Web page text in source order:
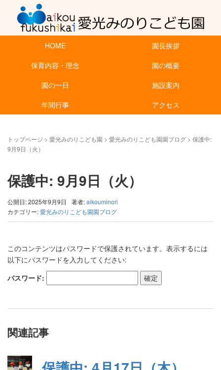
HOME
園長挨拶
保育内容・理念
園の概要
園の一日
施設案内
年間行事
アクセス
トップページ > 愛光みのりこども園 > 愛光みのりこども園園ブログ > 保護中:
9月9日（火）
保護中: 9月9日（火）
公開日: 2025年9月9日 著者:aikouminori
カテゴリー:愛光みのりこども園園ブログ
このコンテンツはパスワードで保護されています。表示するには
以下にパスワードを入力してください:
パスワード:
関連記事